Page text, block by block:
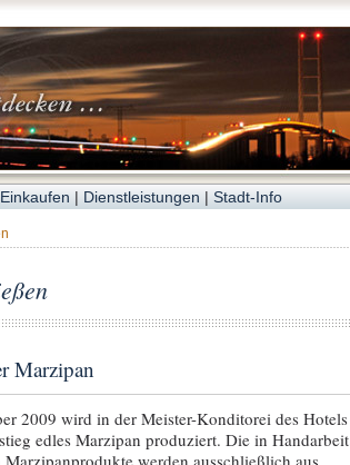
Einkaufen | Dienstleistungen | Stadt-Info
Marzipan
2009 wird in der Meister-Konditorei des Hotels
edles Marzipan produziert. Die in Handarbeit
Marzipanprodukte werden ausschließlich aus